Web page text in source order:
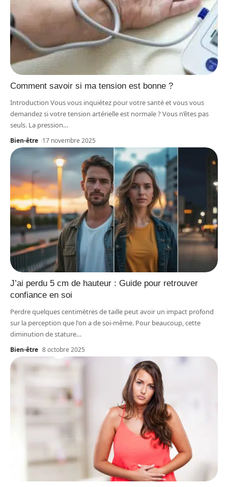
Comment savoir si ma tension est bonne ?
Introduction Vous vous inquiétez pour votre santé et vous vous
demandez si votre tension artérielle est normale ? Vous n’êtes pas
seuls. La pression…
Bien-être 17 novembre 2025
J’ai perdu 5 cm de hauteur : Guide pour retrouver
confiance en soi
Perdre quelques centimètres de taille peut avoir un impact profond
sur la perception que l'on a de soi-même. Pour beaucoup, cette
diminution de stature…
Bien-être 8 octobre 2025